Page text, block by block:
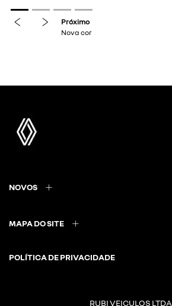
NOVOS
MAPA DO SITE
POLÍTICA DE PRIVACIDADE
RUBI VEICULOS LTDA.